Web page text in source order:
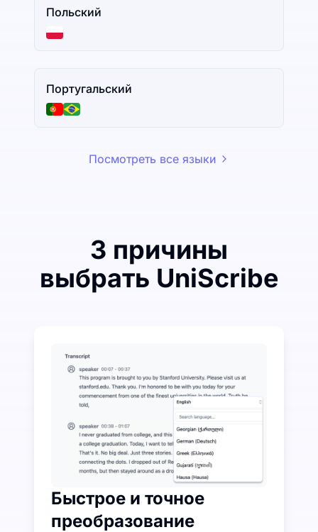
Польский
Португальский
Посмотреть все языки
3 причины
выбрать UniScribe
UniScribe предлагает 120 минут бесплатной
Дополнительные функции ИИ доступны помимо
Автоматически генерируйте резюме, майнд-
Быстрое и точное
преобразование